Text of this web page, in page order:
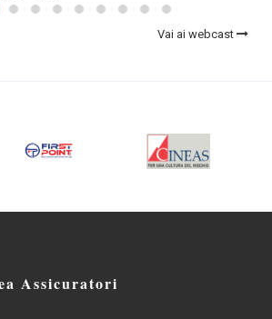
Vai ai webcast
Assicuratori